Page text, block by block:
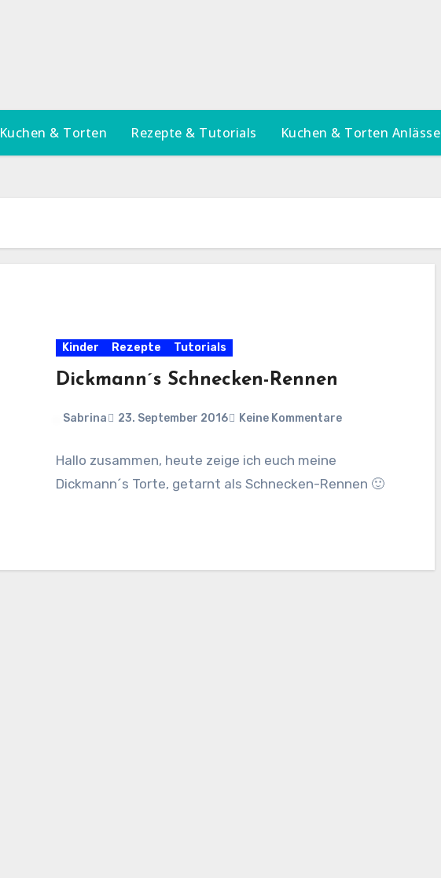
Kuchen & Torten Rezepte & Tutorials Kuchen & Torten Anlässe
Kinder Rezepte Tutorials
Dickmann´s Schnecken-Rennen
Sabrina 23. September 2016 Keine Kommentare
Hallo zusammen, heute zeige ich euch meine
Dickmann´s Torte, getarnt als Schnecken-Rennen 🙂